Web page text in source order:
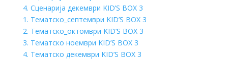
4. Сценарија декември KID’S BOX 3
1. Тематско_септември KID’S BOX 3
2. Тематско_октомври KID’S BOX 3
3. Тематско ноември KID’S BOX 3
4. Тематско декември KID’S BOX 3